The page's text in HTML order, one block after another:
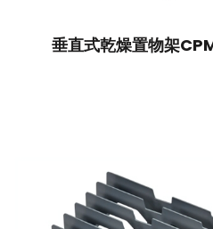
垂直式乾燥置物架